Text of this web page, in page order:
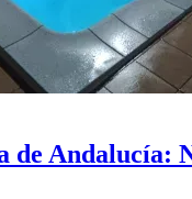
de Andalucía: